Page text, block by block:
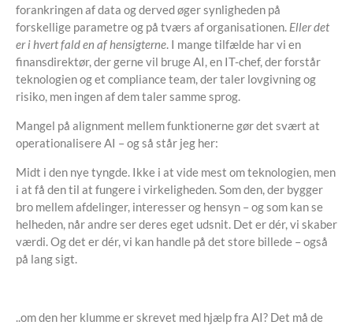
forankringen af data og derved øger synligheden på
forskellige parametre og på tværs af organisationen. Eller det
er i hvert fald en af hensigterne. I mange tilfælde har vi en
finansdirektør, der gerne vil bruge AI, en IT-chef, der forstår
teknologien og et compliance team, der taler lovgivning og
risiko, men ingen af dem taler samme sprog.
Mangel på alignment mellem funktionerne gør det svært at
operationalisere AI – og så står jeg her:
Midt i den nye tyngde. Ikke i at vide mest om teknologien, men
i at få den til at fungere i virkeligheden. Som den, der bygger
bro mellem afdelinger, interesser og hensyn – og som kan se
helheden, når andre ser deres eget udsnit. Det er dér, vi skaber
værdi. Og det er dér, vi kan handle på det store billede – også
på lang sigt.
..om den her klumme er skrevet med hjælp fra AI? Det må de